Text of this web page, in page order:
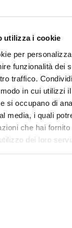
utilizza i cookie
per
funzionalità dei
traffico.
in cui utilizzi
si occupano di
media, i quali
che hai
dei loro
- BOOTH E23
CU PANI
- BOOTH K51
tasting in
- BOOTH F32
-